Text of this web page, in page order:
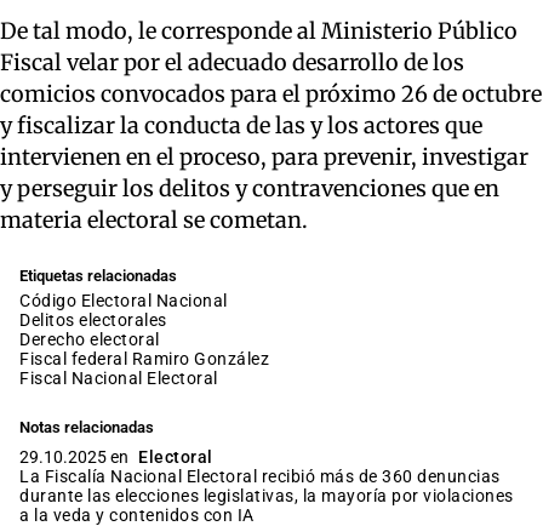
De tal modo, le corresponde al Ministerio Público
Fiscal velar por el adecuado desarrollo de los
comicios convocados para el próximo 26 de octubre
y fiscalizar la conducta de las y los actores que
intervienen en el proceso, para prevenir, investigar
y perseguir los delitos y contravenciones que en
materia electoral se cometan.
Etiquetas relacionadas
Código Electoral Nacional
delitos electorales
derecho electoral
fiscal federal Ramiro González
Fiscal Nacional Electoral
Notas relacionadas
29.10.2025 en
Electoral
La Fiscalía Nacional Electoral recibió más de 360 denuncias
durante las elecciones legislativas, la mayoría por violaciones
a la veda y contenidos con IA